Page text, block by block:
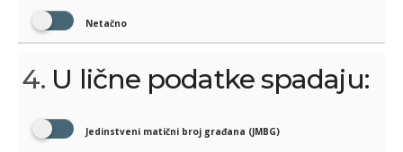
Netačno
4. U lične podatke spadaju:
Jedinstveni matični broj građana (JMBG)